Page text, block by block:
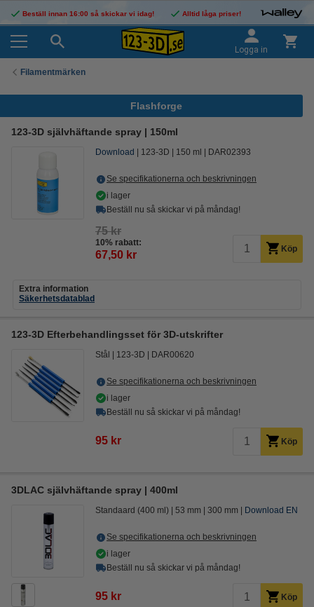
Beställ innan 16:00 så skickar vi idag! Alltid låga priser!
Logga in
Filamentmärken
Flashforge
123-3D självhäftande spray | 150ml
Download 123-3D 150 ml DAR02393
Se specifikationerna och beskrivningen
i lager
Beställ nu så skickar vi på måndag!
75 kr
10% rabatt:
67,50 kr Köp
Extra information
Säkerhetsdatablad
123-3D Efterbehandlingsset för 3D-utskrifter
Stål 123-3D DAR00620
Se specifikationerna och beskrivningen
i lager
Beställ nu så skickar vi på måndag!
95 kr Köp
3DLAC självhäftande spray | 400ml
Standaard (400 ml) 53 mm 300 mm Download EN
Se specifikationerna och beskrivningen
i lager
Beställ nu så skickar vi på måndag!
95 kr Köp